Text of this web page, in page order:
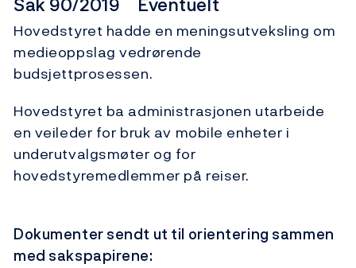
Hovedstyret hadde en meningsutveksling om
medieoppslag vedrørende
budsjettprosessen.
Hovedstyret ba administrasjonen utarbeide
en veileder for bruk av mobile enheter i
underutvalgsmøter og for
hovedstyremedlemmer på reiser.
Dokumenter sendt ut til orientering sammen
med sakspapirene: